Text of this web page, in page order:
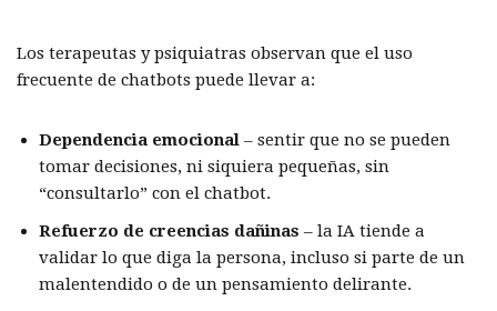
Los terapeutas y psiquiatras observan que el uso
frecuente de chatbots puede llevar a:
Dependencia emocional – sentir que no se pueden
tomar decisiones, ni siquiera pequeñas, sin
“consultarlo” con el chatbot.
Refuerzo de creencias dañinas – la IA tiende a
validar lo que diga la persona, incluso si parte de un
malentendido o de un pensamiento delirante.